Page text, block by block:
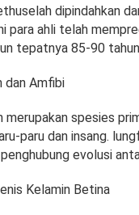
dipindahkan
para ahli telah
tepatnya 85-90
dan Amfibi
merupakan spesies
paru dan insang.
evolusi
Kelamin Betina